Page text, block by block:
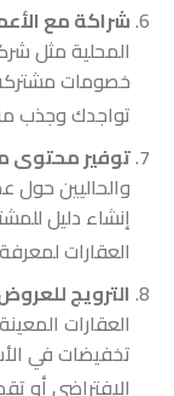
شراكة مع
المحلية مثل
خصومات
تواجدك وجذب
توفير محتوى
والحاليين حول
إنشاء دليل
العقارات
الترويج
العقارات
تخفيضات في
الافتراضي أو